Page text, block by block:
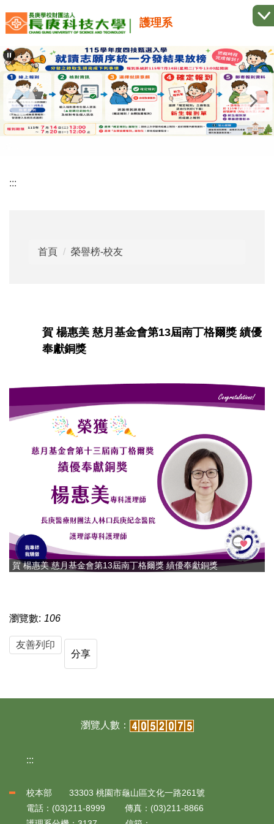
到
要
內
容
區
護理系
:::
首頁 榮譽榜-校友
賀 楊惠美 慈月基金會第13屆南丁格爾獎 績優
奉獻銅獎
賀 楊惠美 慈月基金會第13屆南丁格爾獎 績優奉獻銅獎
瀏覽數: 106
友善列印
分享
:::
校本部 33303 桃園市龜山區文化一路261號
電話：(03)211-8999 傳真：(03)211-8866